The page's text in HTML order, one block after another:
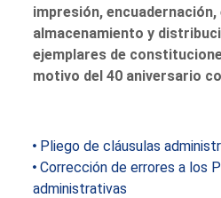
impresión,
almacenamiento y
ejemplares de
motivo del 40 aniversario
Pliego de cláusulas
Corrección de errores a los
administrativas